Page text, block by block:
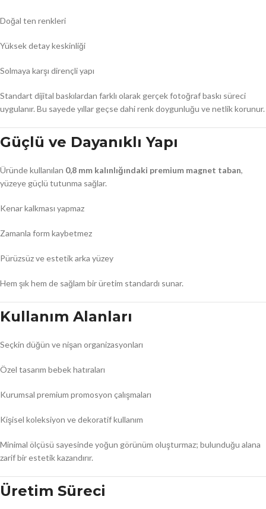
Doğal ten renkleri
Yüksek detay keskinliği
Solmaya karşı dirençli yapı
Standart dijital baskılardan farklı olarak gerçek fotoğraf baskı süreci
uygulanır. Bu sayede yıllar geçse dahi renk doygunluğu ve netlik korunur.
Güçlü ve Dayanıklı Yapı
Üründe kullanılan 0,8 mm kalınlığındaki premium magnet taban,
yüzeye güçlü tutunma sağlar.
Kenar kalkması yapmaz
Zamanla form kaybetmez
Pürüzsüz ve estetik arka yüzey
Hem şık hem de sağlam bir üretim standardı sunar.
Kullanım Alanları
Seçkin düğün ve nişan organizasyonları
Özel tasarım bebek hatıraları
Kurumsal premium promosyon çalışmaları
Kişisel koleksiyon ve dekoratif kullanım
Minimal ölçüsü sayesinde yoğun görünüm oluşturmaz; bulunduğu alana
zarif bir estetik kazandırır.
Üretim Süreci